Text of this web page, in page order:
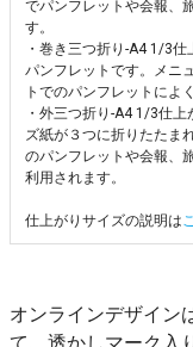
でパンフレットや会報、
す。
・巻き三つ折り-A4 1/3
パンフレットです。メニ
トでのパンフレットによ
・外三つ折り-A4 1/3仕
ズ紙が３つに折りたたま
のパンフレットや会報、
利用されます。
仕上がりサイズの説明は
オンラインデザイン